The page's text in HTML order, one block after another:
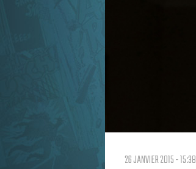
26 JANVIER 2015 - 15:38